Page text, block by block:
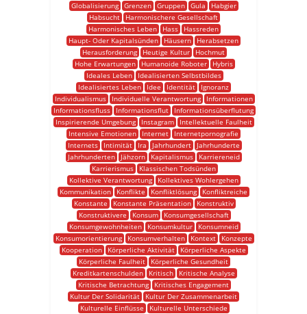
Globalisierung
Grenzen Gruppen Gula
Habgier
Habsucht
Harmonischere Gesellschaft
Harmonisches Leben
Hass
Hassreden
Haupt- Oder Kapitalsünden
Häusern
Herabsetzen
Herausforderung
Heutige Kultur
Hochmut
Hohe Erwartungen
Humanoide Roboter
Hybris
Ideales Leben
Idealisierten Selbstbildes
Idealisiertes Leben
Idee Identität
Ignoranz
Individualismus
Individuelle Verantwortung
Informationen
Informationsfluss
Informationsflut
Informationsüberflutung
Inspirierende Umgebung
Instagram
Intellektuelle Faulheit
Intensive Emotionen
Internet
Internetpornografie
Internets
Intimität Ira Jahrhundert
Jahrhunderte
Jahrhunderten
Jähzorn Kapitalismus
Karriereneid
Karrierismus
Klassischen Todsünden
Kollektive Verantwortung
Kollektives Wohlergehen
Kommunikation
Konflikte Konfliktlösung
Konfliktreiche
Konstante
Konstante Präsentation
Konstruktiv
Konstruktivere
Konsum
Konsumgesellschaft
Konsumgewohnheiten
Konsumkultur
Konsumneid
Konsumorientierung
Konsumverhalten Kontext
Konzepte
Kooperation
Körperliche Aktivität
Körperliche Aspekte
Körperliche Faulheit
Körperliche Gesundheit
Kreditkartenschulden
Kritisch
Kritische Analyse
Kritische Betrachtung
Kritisches Engagement
Kultur Der Solidarität
Kultur Der Zusammenarbeit
Kulturelle Einflüsse
Kulturelle Unterschiede